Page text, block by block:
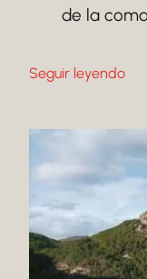
de la
Seguir leyendo